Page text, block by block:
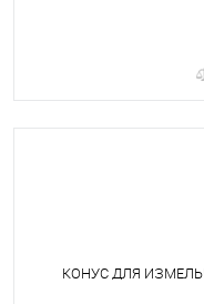
КОНУС ДЛЯ